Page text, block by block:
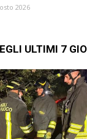
2026
ULTIMI 7